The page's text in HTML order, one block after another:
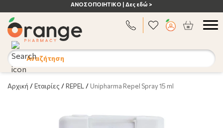
ΑΝΟΣΟΠΟΙΗΤΙΚΟ | Δες εδώ >
Αναζήτηση
Αρχική /Εταιρίες /REPEL / Unipharma Repel Spray 15 ml